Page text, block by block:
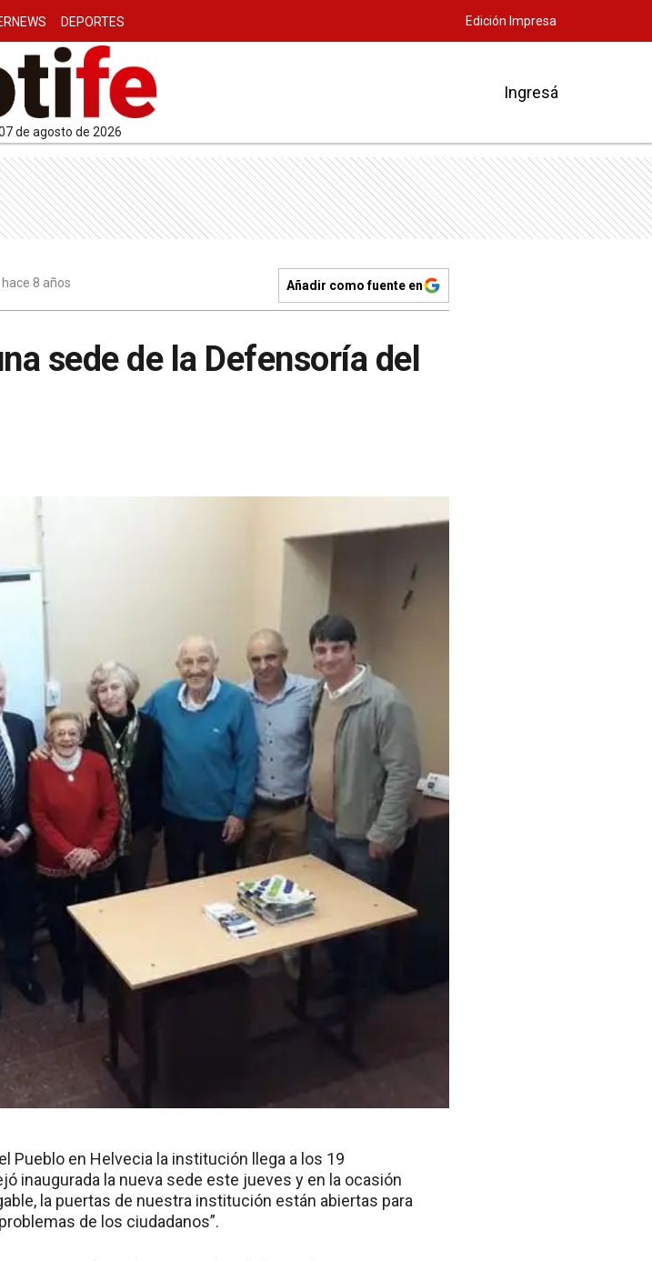
DEPORTES Edición Impresa
de agosto de 2026
Ingresá
8 años Añadir como fuente en
sede de la Defensoría del
Pueblo en Helvecia la institución llega a los 19
inaugurada la nueva sede este jueves y en la ocasión
la puertas de nuestra institución están abiertas para
de los ciudadanos”.